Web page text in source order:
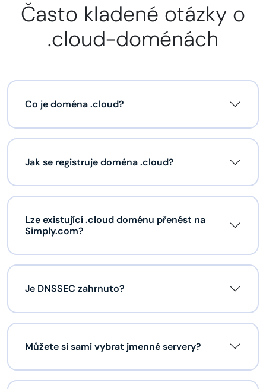
Často kladené otázky o
.cloud-doménách
Co je doména .cloud?
Jak se registruje doména .cloud?
Lze existující .cloud doménu přenést na
Simply.com?
Je DNSSEC zahrnuto?
Můžete si sami vybrat jmenné servery?